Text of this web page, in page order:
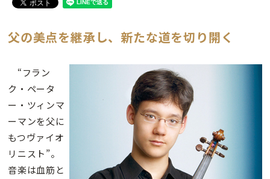
父の美点を継承し、新たな道を切り開く
“フラン
ク・ペータ
ー・ツィンマ
ーマンを父に
もつヴァイオ
リニスト”。
音楽は血筋と